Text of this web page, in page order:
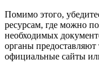
Помимо этого,
ресурсам, где можно
необходимых
органы предоставляют
официальные сайты